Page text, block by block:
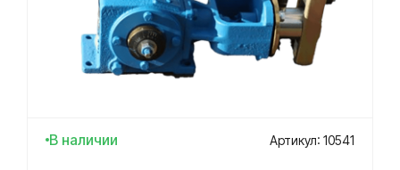
В наличии Артикул: 10541